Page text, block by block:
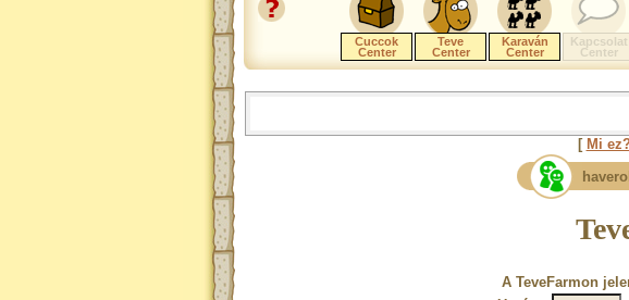
Cuccok
Center
Teve
Center
Karaván
Center
Kapcsolat
Center
[ Mi
A TeveFarmon